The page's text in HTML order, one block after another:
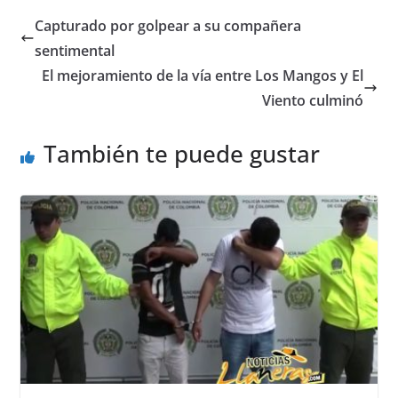
e
b
o
s
A
p
e
g
e
Capturado por golpear a su compañera
sentimental
El mejoramiento de la vía entre Los Mangos y El
Viento culminó
También te puede gustar